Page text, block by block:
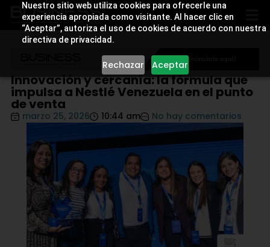
Nuestro sitio web utiliza cookies para ofrecerle una
experiencia apropiada como visitante. Al hacer clic en
“Aceptar”, autoriza el uso de cookies de acuerdo con nuestra
directiva de privacidad.
Rechazar Aceptar
Innovación y cercanía: la fórmula que
impulsa a Nestlé Venezuela en el punto
de venta
marzo 25, 2026 10:44 am No hay comentarios